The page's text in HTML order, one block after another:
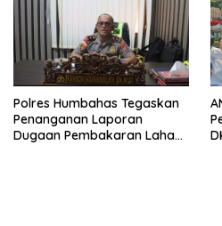
Polres Humbahas Tegaskan
Penanganan Laporan
Dugaan Pembakaran Lahan